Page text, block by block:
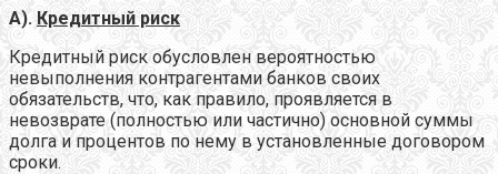
А). Кредитный риск
Кредитный риск обусловлен вероятностью
невыполнения контрагентами банков своих
обязательств, что, как правило, проявляется в
невозврате (полностью или частично) основной суммы
долга и процентов по нему в установленные договором
сроки.